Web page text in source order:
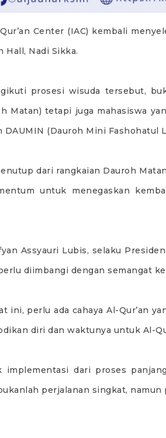
Center (IAC) kembali
Hall, Nadi Sikka.
prosesi wisuda tersebut,
Matan) tetapi juga mahasiswa
DAUMIN (Dauroh Mini Fashohatul
dari rangkaian Dauroh
untuk menegaskan
Assyauri Lubis, selaku
diimbangi dengan semangat
ini, perlu ada cahaya Al-Qur’an
diri dan waktunya untuk Al-
dari proses
perjalanan singkat,